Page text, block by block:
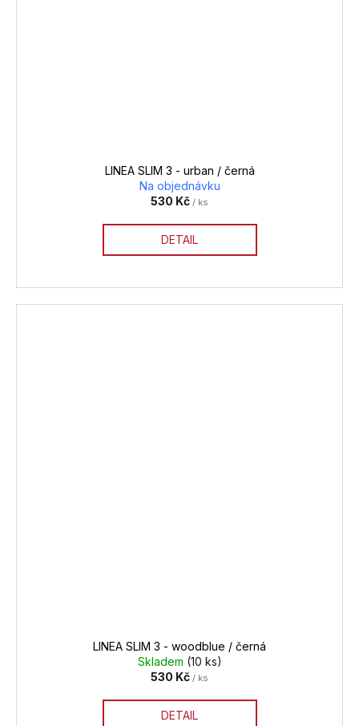
LINEA SLIM 3 - urban / černá
Na objednávku
530 Kč / ks
DETAIL
LINEA SLIM 3 - woodblue / černá
Skladem (10 ks)
530 Kč / ks
DETAIL